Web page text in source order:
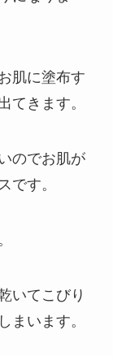
肌に塗布す
てきます。
のでお肌が
です。
いてこびり
まいます。